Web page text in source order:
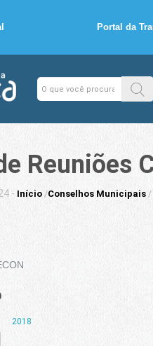
Portal da
Reuniões
- Início /Conselhos Municipais /
2018